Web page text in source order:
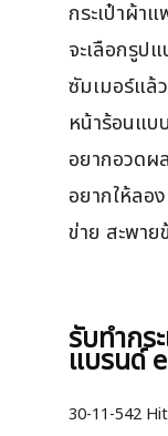
กระเป๋าผ้า
จะเลือกรูป
ซัมเมอร์แล้
หน้าร้อนแบ
อยากอวดผ
อยากให้ลอ
ข่าย สะพา
รับทำกร
แบรนด์
30-11-542